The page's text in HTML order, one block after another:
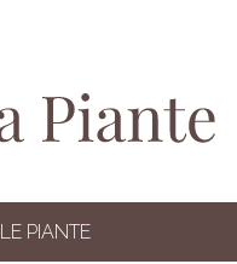
LE PIANTE